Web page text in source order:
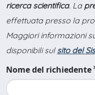
ricerca scientifica. La
effettuata presso la
Maggiori informazioni
disponibili sul sito del
Nome del richiedente